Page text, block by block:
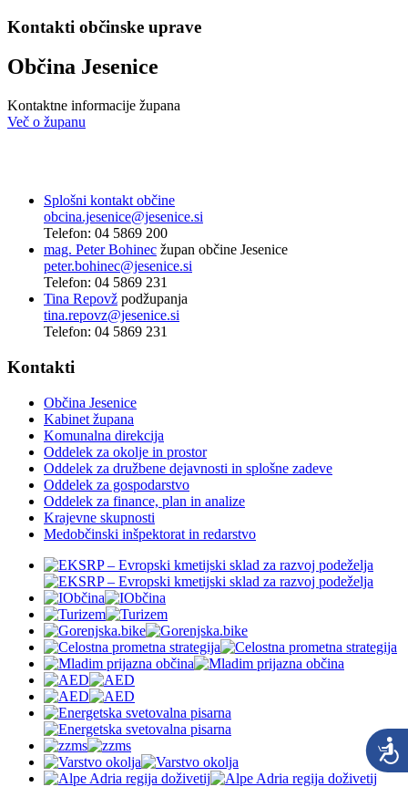
Kontakti občinske uprave
Občina Jesenice
Kontaktne informacije župana
Več o županu
Splošni kontakt občine
obcina.jesenice@jesenice.si
Telefon: 04 5869 200
mag. Peter Bohinec župan občine Jesenice
peter.bohinec@jesenice.si
Telefon: 04 5869 231
Tina Repovž podžupanja
tina.repovz@jesenice.si
Telefon: 04 5869 231
Kontakti
Občina Jesenice
Kabinet župana
Komunalna direkcija
Oddelek za okolje in prostor
Oddelek za družbene dejavnosti in splošne zadeve
Oddelek za gospodarstvo
Oddelek za finance, plan in analize
Krajevne skupnosti
Medobčinski inšpektorat in redarstvo